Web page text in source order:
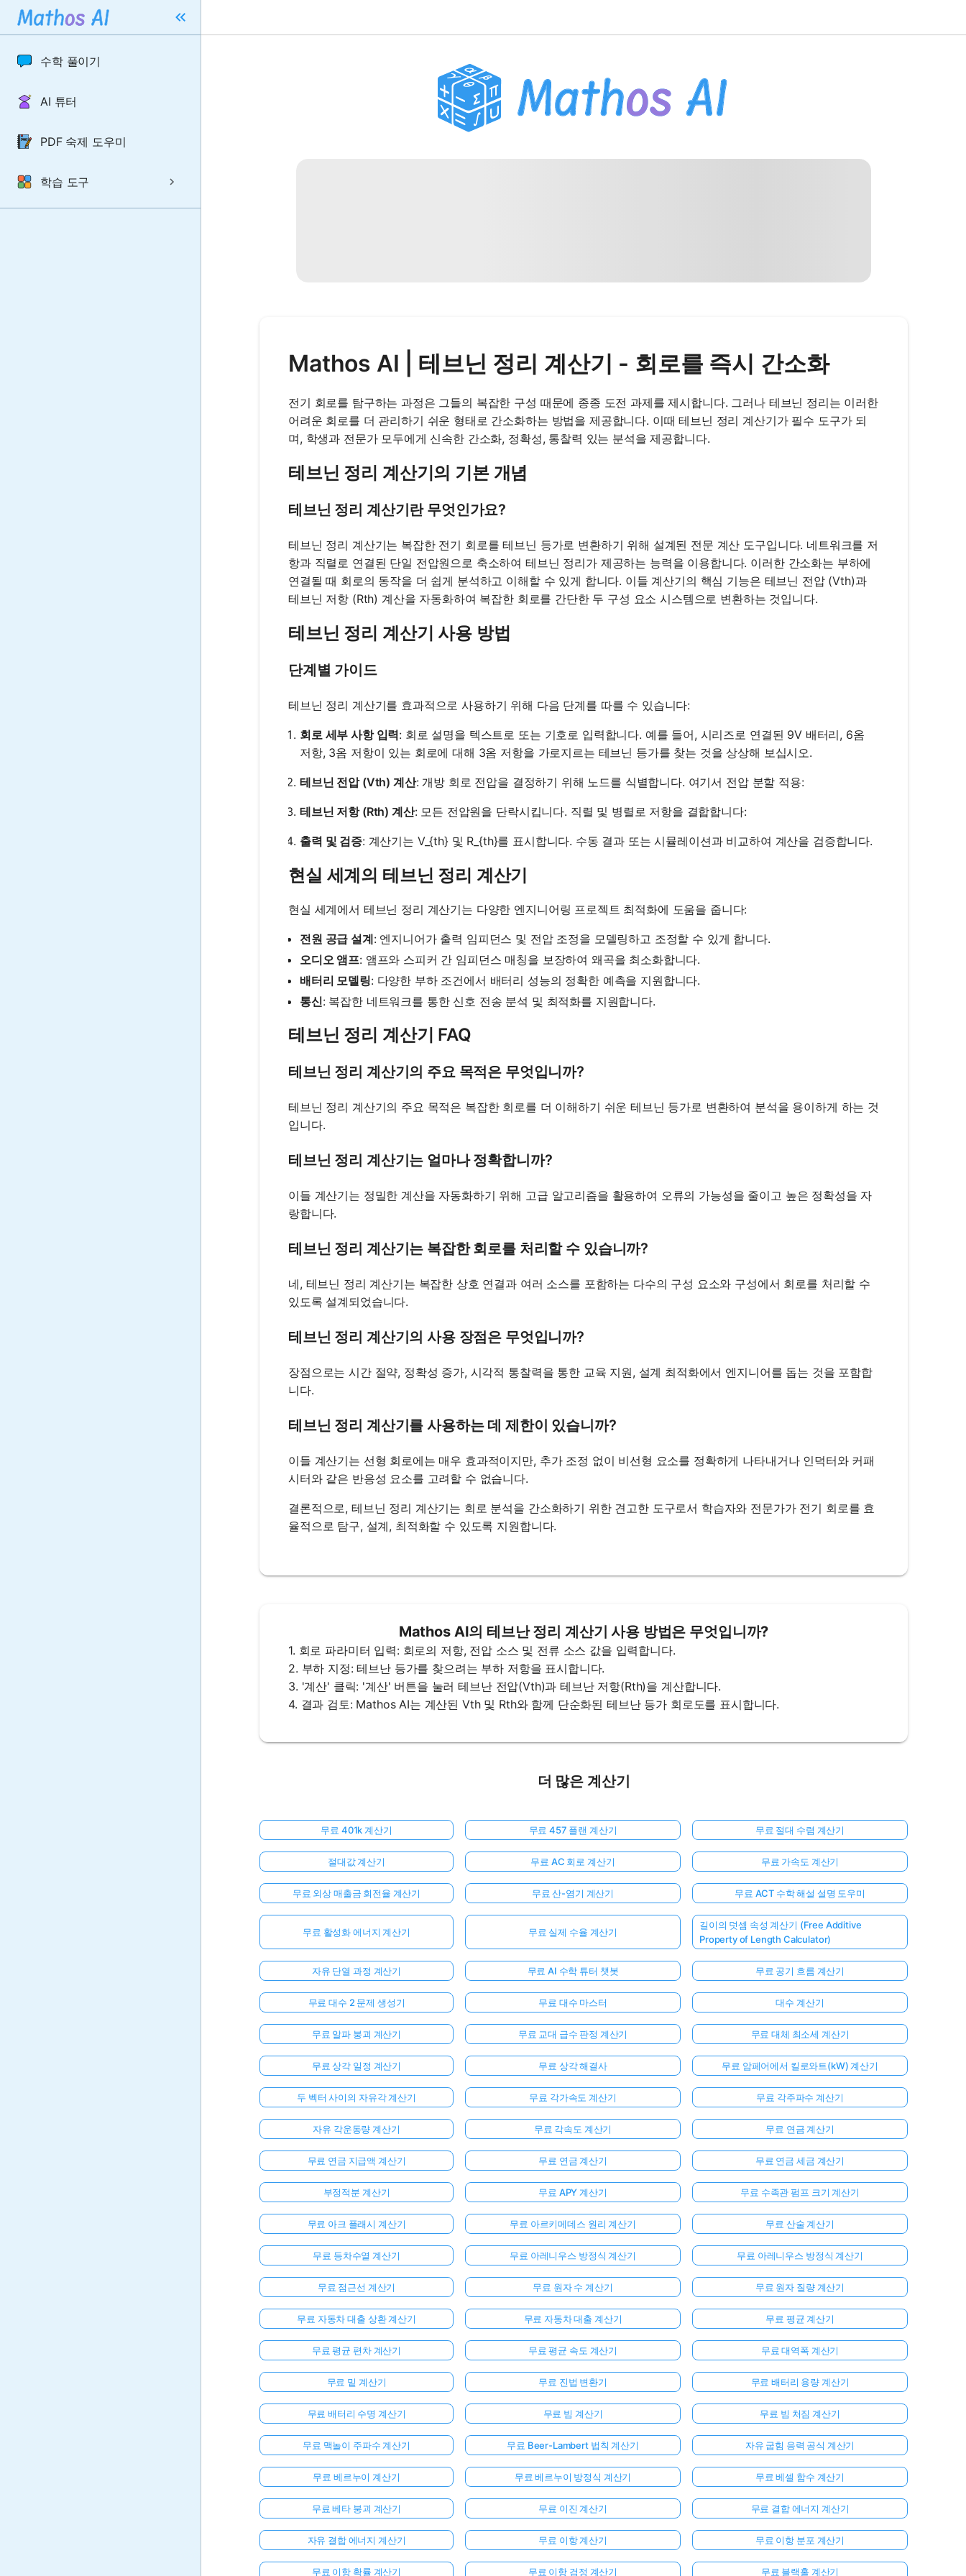
수학 풀이기
AI 튜터
PDF 숙제 도우미
학습 도구
Mathos AI | 테브닌 정리 계산기 - 회로를 즉시 간소화
전기 회로를 탐구하는 과정은 그들의 복잡한 구성 때문에 종종 도전 과제를 제시합니다. 그러나 테브닌 정리는 이러한
어려운 회로를 더 관리하기 쉬운 형태로 간소화하는 방법을 제공합니다. 이때 테브닌 정리 계산기가 필수 도구가 되
며, 학생과 전문가 모두에게 신속한 간소화, 정확성, 통찰력 있는 분석을 제공합니다.
테브닌 정리 계산기의 기본 개념
테브닌 정리 계산기란 무엇인가요?
테브닌 정리 계산기는 복잡한 전기 회로를 테브닌 등가로 변환하기 위해 설계된 전문 계산 도구입니다. 네트워크를 저
항과 직렬로 연결된 단일 전압원으로 축소하여 테브닌 정리가 제공하는 능력을 이용합니다. 이러한 간소화는 부하에
연결될 때 회로의 동작을 더 쉽게 분석하고 이해할 수 있게 합니다. 이들 계산기의 핵심 기능은 테브닌 전압 (Vth)과
테브닌 저항 (Rth) 계산을 자동화하여 복잡한 회로를 간단한 두 구성 요소 시스템으로 변환하는 것입니다.
테브닌 정리 계산기 사용 방법
단계별 가이드
테브닌 정리 계산기를 효과적으로 사용하기 위해 다음 단계를 따를 수 있습니다:
회로 세부 사항 입력: 회로 설명을 텍스트로 또는 기호로 입력합니다. 예를 들어, 시리즈로 연결된 9V 배터리, 6옴
저항, 3옴 저항이 있는 회로에 대해 3옴 저항을 가로지르는 테브닌 등가를 찾는 것을 상상해 보십시오.
테브닌 전압 (Vth) 계산: 개방 회로 전압을 결정하기 위해 노드를 식별합니다. 여기서 전압 분할 적용:
테브닌 저항 (Rth) 계산: 모든 전압원을 단락시킵니다. 직렬 및 병렬로 저항을 결합합니다:
출력 및 검증: 계산기는 V_{th} 및 R_{th}를 표시합니다. 수동 결과 또는 시뮬레이션과 비교하여 계산을 검증합니다.
현실 세계의 테브닌 정리 계산기
현실 세계에서 테브닌 정리 계산기는 다양한 엔지니어링 프로젝트 최적화에 도움을 줍니다:
전원 공급 설계: 엔지니어가 출력 임피던스 및 전압 조정을 모델링하고 조정할 수 있게 합니다.
오디오 앰프: 앰프와 스피커 간 임피던스 매칭을 보장하여 왜곡을 최소화합니다.
배터리 모델링: 다양한 부하 조건에서 배터리 성능의 정확한 예측을 지원합니다.
통신: 복잡한 네트워크를 통한 신호 전송 분석 및 최적화를 지원합니다.
테브닌 정리 계산기 FAQ
테브닌 정리 계산기의 주요 목적은 무엇입니까?
테브닌 정리 계산기의 주요 목적은 복잡한 회로를 더 이해하기 쉬운 테브닌 등가로 변환하여 분석을 용이하게 하는 것
입니다.
테브닌 정리 계산기는 얼마나 정확합니까?
이들 계산기는 정밀한 계산을 자동화하기 위해 고급 알고리즘을 활용하여 오류의 가능성을 줄이고 높은 정확성을 자
랑합니다.
테브닌 정리 계산기는 복잡한 회로를 처리할 수 있습니까?
네, 테브닌 정리 계산기는 복잡한 상호 연결과 여러 소스를 포함하는 다수의 구성 요소와 구성에서 회로를 처리할 수
있도록 설계되었습니다.
테브닌 정리 계산기의 사용 장점은 무엇입니까?
장점으로는 시간 절약, 정확성 증가, 시각적 통찰력을 통한 교육 지원, 설계 최적화에서 엔지니어를 돕는 것을 포함합
니다.
테브닌 정리 계산기를 사용하는 데 제한이 있습니까?
이들 계산기는 선형 회로에는 매우 효과적이지만, 추가 조정 없이 비선형 요소를 정확하게 나타내거나 인덕터와 커패
시터와 같은 반응성 요소를 고려할 수 없습니다.
결론적으로, 테브닌 정리 계산기는 회로 분석을 간소화하기 위한 견고한 도구로서 학습자와 전문가가 전기 회로를 효
율적으로 탐구, 설계, 최적화할 수 있도록 지원합니다.
Mathos AI의 테브난 정리 계산기 사용 방법은 무엇입니까?
1. 회로 파라미터 입력: 회로의 저항, 전압 소스 및 전류 소스 값을 입력합니다.
2. 부하 지정: 테브난 등가를 찾으려는 부하 저항을 표시합니다.
3. '계산' 클릭: '계산' 버튼을 눌러 테브난 전압(Vth)과 테브난 저항(Rth)을 계산합니다.
4. 결과 검토: Mathos AI는 계산된 Vth 및 Rth와 함께 단순화된 테브난 등가 회로도를 표시합니다.
더 많은 계산기
무료 401k 계산기 무료 457 플랜 계산기 무료 절대 수렴 계산기
절대값 계산기 무료 AC 회로 계산기 무료 가속도 계산기
무료 외상 매출금 회전율 계산기 무료 산-염기 계산기 무료 ACT 수학 해설 설명 도우미
무료 활성화 에너지 계산기 무료 실제 수율 계산기
길이의 덧셈 속성 계산기 (Free Additive
Property of Length Calculator)
자유 단열 과정 계산기 무료 AI 수학 튜터 챗봇 무료 공기 흐름 계산기
무료 대수 2 문제 생성기 무료 대수 마스터 대수 계산기
무료 알파 붕괴 계산기 무료 교대 급수 판정 계산기 무료 대체 최소세 계산기
무료 상각 일정 계산기 무료 상각 해결사 무료 암페어에서 킬로와트(kW) 계산기
두 벡터 사이의 자유각 계산기 무료 각가속도 계산기 무료 각주파수 계산기
자유 각운동량 계산기 무료 각속도 계산기 무료 연금 계산기
무료 연금 지급액 계산기 무료 연금 계산기 무료 연금 세금 계산기
부정적분 계산기 무료 APY 계산기 무료 수족관 펌프 크기 계산기
무료 아크 플래시 계산기 무료 아르키메데스 원리 계산기 무료 산술 계산기
무료 등차수열 계산기 무료 아레니우스 방정식 계산기 무료 아레니우스 방정식 계산기
무료 점근선 계산기 무료 원자 수 계산기 무료 원자 질량 계산기
무료 자동차 대출 상환 계산기 무료 자동차 대출 계산기 무료 평균 계산기
무료 평균 편차 계산기 무료 평균 속도 계산기 무료 대역폭 계산기
무료 밑 계산기 무료 진법 변환기 무료 배터리 용량 계산기
무료 배터리 수명 계산기 무료 빔 계산기 무료 빔 처짐 계산기
무료 맥놀이 주파수 계산기 무료 Beer-Lambert 법칙 계산기 자유 굽힘 응력 공식 계산기
무료 베르누이 계산기 무료 베르누이 방정식 계산기 무료 베셀 함수 계산기
무료 베타 붕괴 계산기 무료 이진 계산기 무료 결합 에너지 계산기
자유 결합 에너지 계산기 무료 이항 계산기 무료 이항 분포 계산기
무료 이항 확률 계산기 무료 이항 검정 계산기 무료 블랙홀 계산기